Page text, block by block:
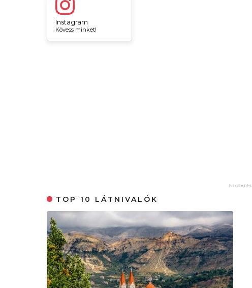
Instagram
Kövess minket!
TOP 10 LÁTNIVALÓK